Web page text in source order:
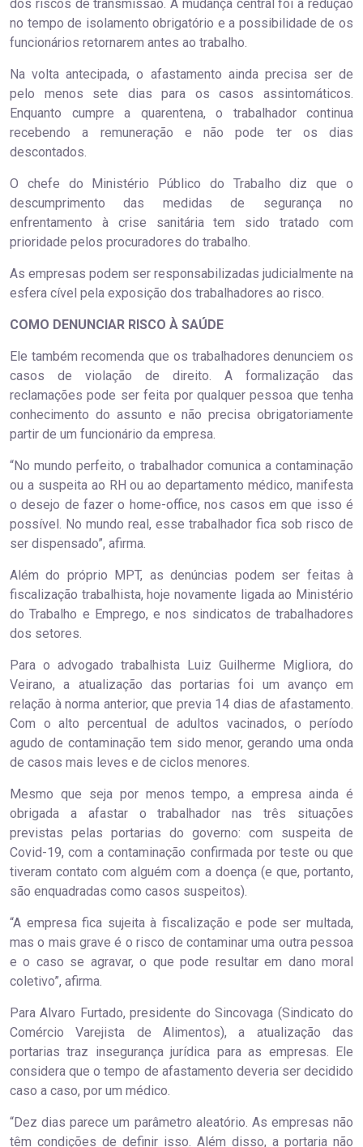
dos riscos de transmissão. A mudança central foi a redução
no tempo de isolamento obrigatório e a possibilidade de os
funcionários retornarem antes ao trabalho.
Na volta antecipada, o afastamento ainda precisa ser de
pelo menos sete dias para os casos assintomáticos.
Enquanto cumpre a quarentena, o trabalhador continua
recebendo a remuneração e não pode ter os dias
descontados.
O chefe do Ministério Público do Trabalho diz que o
descumprimento das medidas de segurança no
enfrentamento à crise sanitária tem sido tratado com
prioridade pelos procuradores do trabalho.
As empresas podem ser responsabilizadas judicialmente na
esfera cível pela exposição dos trabalhadores ao risco.
COMO DENUNCIAR RISCO À SAÚDE
Ele também recomenda que os trabalhadores denunciem os
casos de violação de direito. A formalização das
reclamações pode ser feita por qualquer pessoa que tenha
conhecimento do assunto e não precisa obrigatoriamente
partir de um funcionário da empresa.
“No mundo perfeito, o trabalhador comunica a contaminação
ou a suspeita ao RH ou ao departamento médico, manifesta
o desejo de fazer o home-office, nos casos em que isso é
possível. No mundo real, esse trabalhador fica sob risco de
ser dispensado”, afirma.
Além do próprio MPT, as denúncias podem ser feitas à
fiscalização trabalhista, hoje novamente ligada ao Ministério
do Trabalho e Emprego, e nos sindicatos de trabalhadores
dos setores.
Para o advogado trabalhista Luiz Guilherme Migliora, do
Veirano, a atualização das portarias foi um avanço em
relação à norma anterior, que previa 14 dias de afastamento.
Com o alto percentual de adultos vacinados, o período
agudo de contaminação tem sido menor, gerando uma onda
de casos mais leves e de ciclos menores.
Mesmo que seja por menos tempo, a empresa ainda é
obrigada a afastar o trabalhador nas três situações
previstas pelas portarias do governo: com suspeita de
Covid-19, com a contaminação confirmada por teste ou que
tiveram contato com alguém com a doença (e que, portanto,
são enquadradas como casos suspeitos).
“A empresa fica sujeita à fiscalização e pode ser multada,
mas o mais grave é o risco de contaminar uma outra pessoa
e o caso se agravar, o que pode resultar em dano moral
coletivo”, afirma.
Para Alvaro Furtado, presidente do Sincovaga (Sindicato do
Comércio Varejista de Alimentos), a atualização das
portarias traz insegurança jurídica para as empresas. Ele
considera que o tempo de afastamento deveria ser decidido
caso a caso, por um médico.
“Dez dias parece um parâmetro aleatório. As empresas não
têm condições de definir isso. Além disso, a portaria não